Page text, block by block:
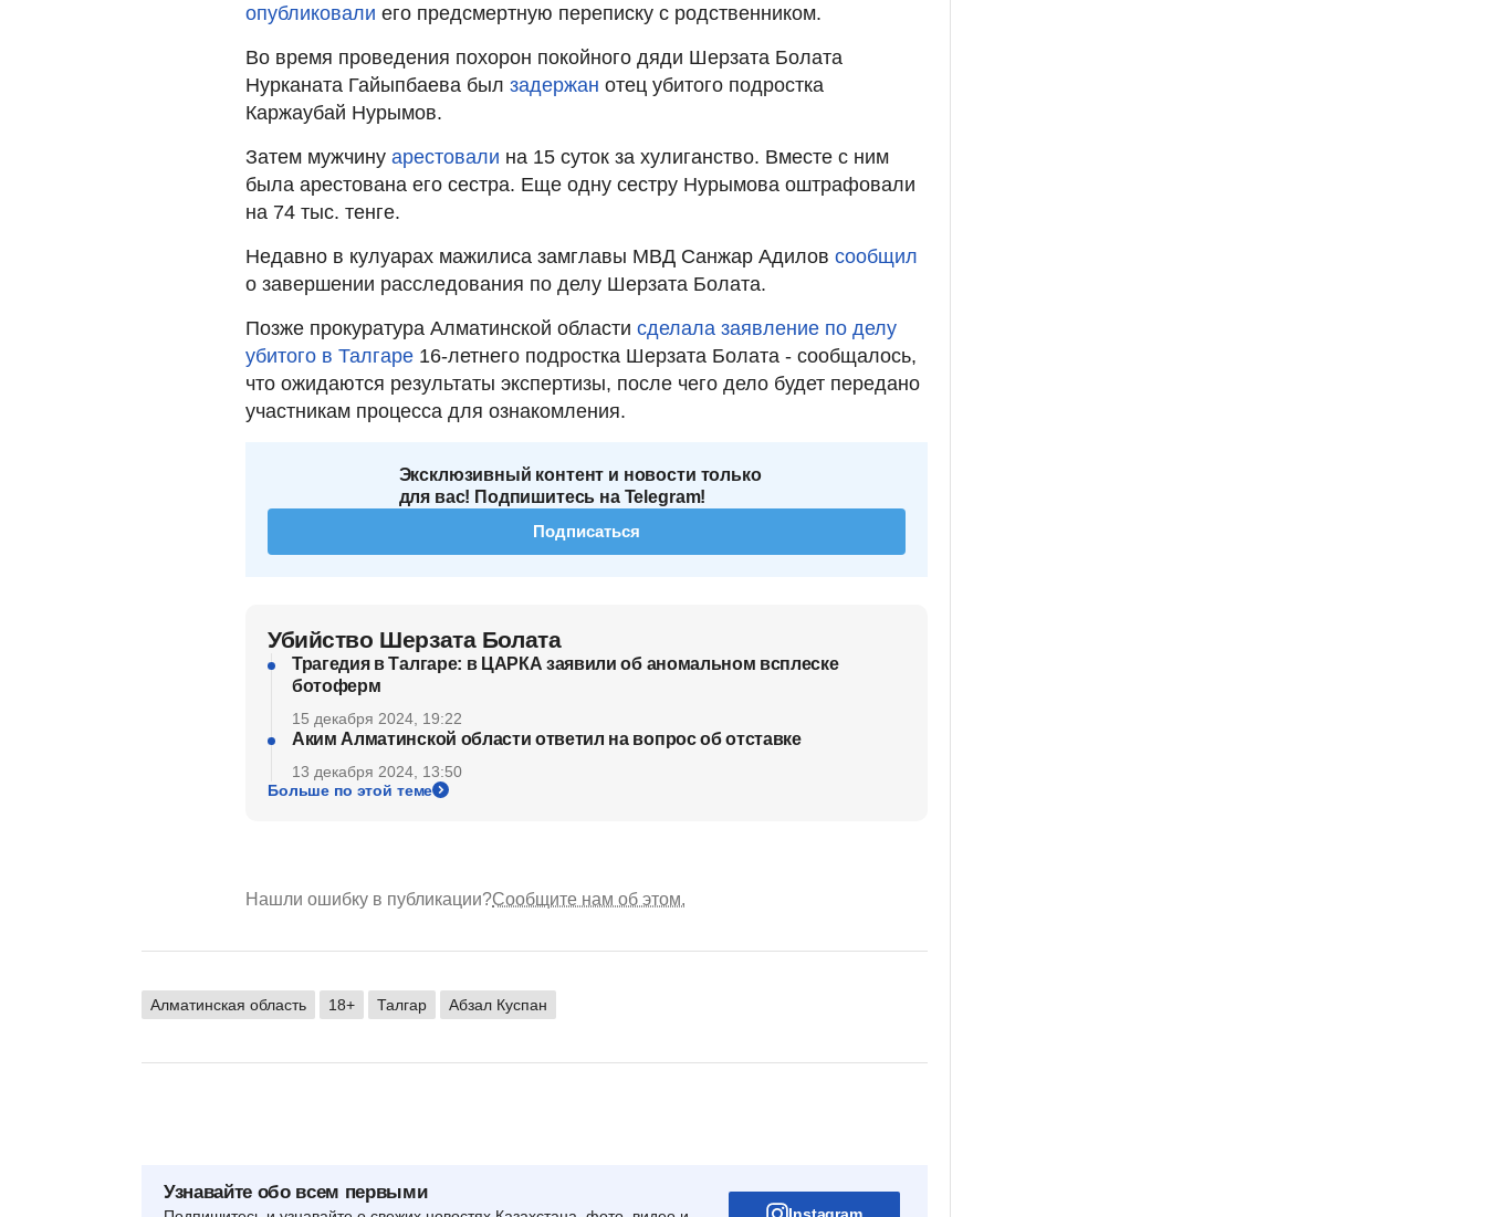
опубликовали его предсмертную переписку с родственником.
Во время проведения похорон покойного дяди Шерзата Болата
Нурканата Гайыпбаева был задержан отец убитого подростка
Каржаубай Нурымов.
Затем мужчину арестовали на 15 суток за хулиганство. Вместе с ним
была арестована его сестра. Еще одну сестру Нурымова оштрафовали
на 74 тыс. тенге.
Недавно в кулуарах мажилиса замглавы МВД Санжар Адилов сообщил
о завершении расследования по делу Шерзата Болата.
Позже прокуратура Алматинской области сделала заявление по делу
убитого в Талгаре 16-летнего подростка Шерзата Болата - сообщалось,
что ожидаются результаты экспертизы, после чего дело будет передано
участникам процесса для ознакомления.
Эксклюзивный контент и новости только
для вас! Подпишитесь на Telegram!
Подписаться
Убийство Шерзата Болата
Трагедия в Талгаре: в ЦАРКА заявили об аномальном всплеске
ботоферм
15 декабря 2024, 19:22
Аким Алматинской области ответил на вопрос об отставке
13 декабря 2024, 13:50
Больше по этой теме
Нашли ошибку в публикации?Сообщите нам об этом.
Алматинская область 18+ Талгар Абзал Куспан
Узнавайте обо всем первыми